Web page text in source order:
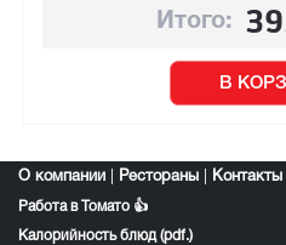
Итого:
В
О компании Рестораны Контакты
Работа в Томато 👍
Калорийность блюд (pdf.)